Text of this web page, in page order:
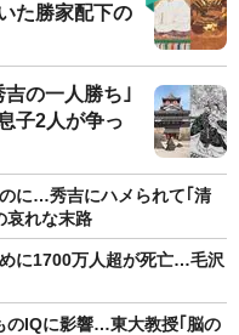
た勝家配下の
吉の一人勝ち｣
子2人が争っ
に…秀吉にハメられて｢清
哀れな末路
に1700万人超が死亡…毛沢
のIQに影響…東大教授｢脳の